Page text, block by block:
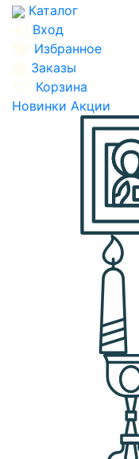
Каталог
Вход
Избранное
Заказы
Корзина
Новинки Акции